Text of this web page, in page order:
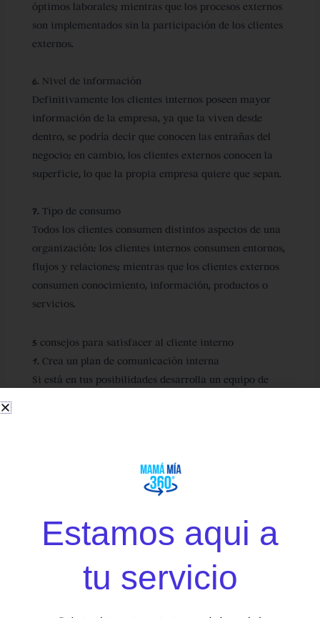
óptimos laborales; mientras que los procesos externos
son implementados sin la participación de los clientes
externos.
6. Nivel de información
Definitivamente los clientes internos poseen mayor
información de la empresa, ya que la viven desde
dentro, se podría decir que conocen las entrañas del
negocio; en cambio, los clientes externos conocen la
superficie, lo que la propia empresa quiere que sepan.
7. Tipo de consumo
Todos los clientes consumen distintos aspectos de una
organización: los clientes internos consumen entornos,
flujos y relaciones; mientras que los clientes externos
consumen conocimiento, información, productos o
servicios.
5 consejos para satisfacer al cliente interno
1. Crea un plan de comunicación interna
Si está en tus posibilidades desarrolla un equipo de
Aunque no construyas un área específica, crea un plan
de comunicación interna, en el que definas cuáles son
organización. Así puedes establecer objetivos y
estrategias alrededor del mensaje que quieres
comunicar. Quizá la estrategia con los clientes
internos no sea informar, pues ellos ya conocen los
Estamos aqui a
tu servicio